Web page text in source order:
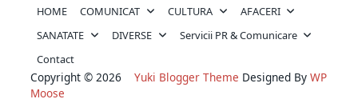
HOME COMUNICAT CULTURA
AFACERI
SANATATE
DIVERSE
Servicii PR & Comunicare
Contact
Copyright © 2026 Yuki Blogger Theme Designed By WP
Moose